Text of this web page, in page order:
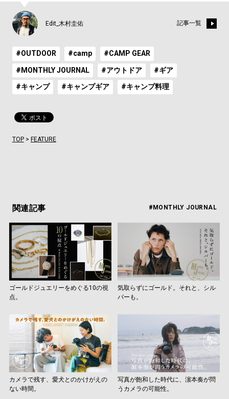
Edit_木村圭佑 記事一覧
#OUTDOOR #camp #CAMP GEAR
#MONTHLY JOURNAL #アウトドア #ギア
#キャンプ #キャンプギア #キャンプ料理
TOP> FEATURE
関連記事 #MONTHLY JOURNAL
ゴールドジュエリーをめぐる10の視
点。
気取らずにゴールド。それと、シル
バーも。
カメラで残す、愛犬とのかけがえの
ない時間。
写真が飽和した時代に、濵本奏が問
うカメラの可能性。